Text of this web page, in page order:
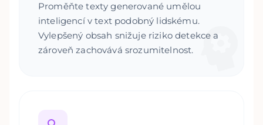
Proměňte texty generované umělou
inteligencí v text podobný lidskému.
Vylepšený obsah snižuje riziko detekce a
zároveň zachovává srozumitelnost.